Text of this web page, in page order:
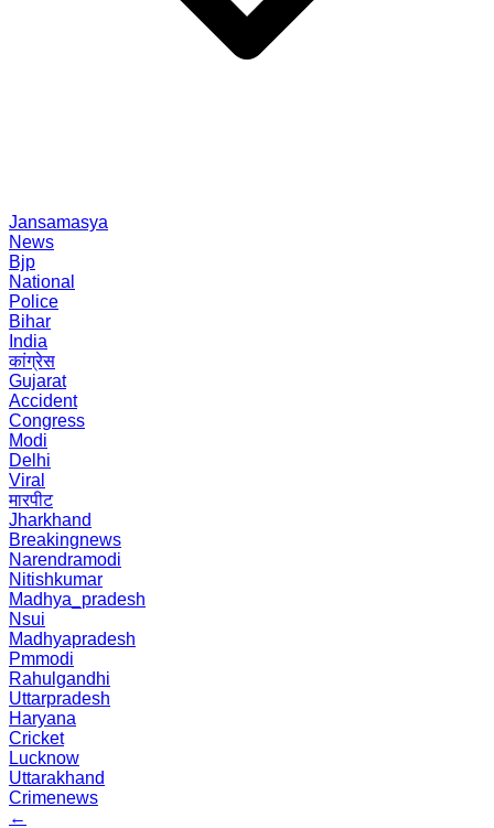
Jansamasya
News
Bjp
National
Police
Bihar
India
कांग्रेस
Gujarat
Accident
Congress
Modi
Delhi
Viral
मारपीट
Jharkhand
Breakingnews
Narendramodi
Nitishkumar
Madhya_pradesh
Nsui
Madhyapradesh
Pmmodi
Rahulgandhi
Uttarpradesh
Haryana
Cricket
Lucknow
Uttarakhand
Crimenews
←